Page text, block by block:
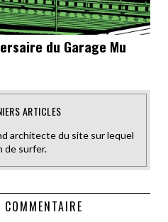
du Garage Mu
ARTICLES
architecte du site sur lequel
de surfer.